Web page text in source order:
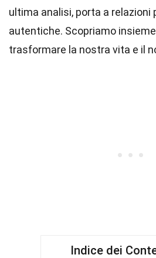
ultima analisi, porta a relazioni
autentiche. Scopriamo
trasformare la nostra vita e il
Indice dei